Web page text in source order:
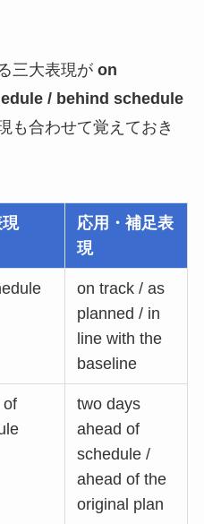
三大表現が on
/ behind schedule
も合わせて覚えておき
応用・補足表
現
on track / as
planned / in
line with the
baseline
of
two days
ahead of
schedule /
ahead of the
original plan